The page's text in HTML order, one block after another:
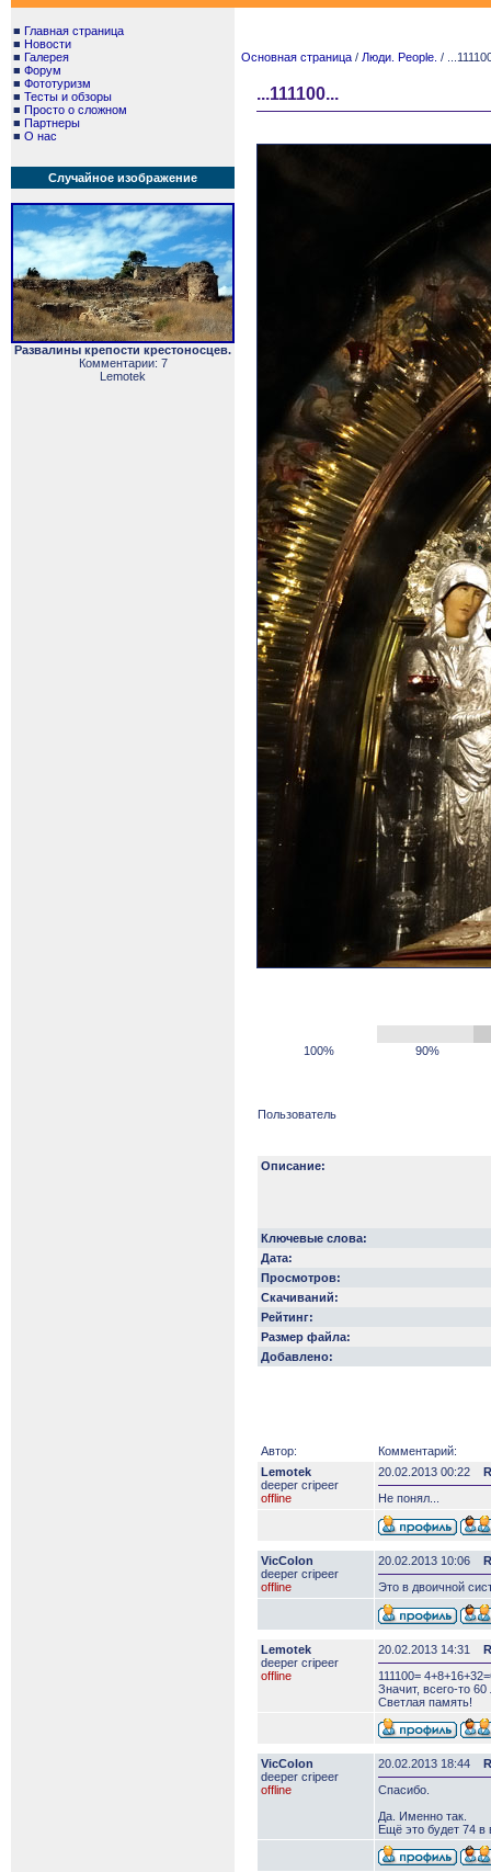
■ Главная страница
■ Новости
■ Галерея
■ Форум
■ Фототуризм
■ Тесты и обзоры
■ Просто о сложном
■ Партнеры
■ О нас
Случайное изображение
Развалины крепости крестоносцев.
Комментарии: 7
Lemotek
Основная страница / Люди. People. /
...111100...
100% 90%
Пользователь
Описание:
Ключевые слова:
Дата:
Просмотров:
Скачиваний:
Рейтинг:
Размер файла:
Добавлено:
Автор:
Комментарий:
Lemotek
deeper сripeer
offline
20.02.2013 00:22
Не понял...
VicColon
deeper сripeer
offline
20.02.2013 10:06
Это в двоичной
Lemotek
deeper сripeer
offline
20.02.2013 14:31
111100=
Значит, всего-то
Светлая память!
VicColon
deeper сripeer
offline
20.02.2013 18:44
Спасибо.
Да. Именно так.
Ещё это будет 74 в